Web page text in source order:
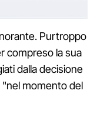
Purtroppo
compreso la sua
dalla decisione
"nel momento del